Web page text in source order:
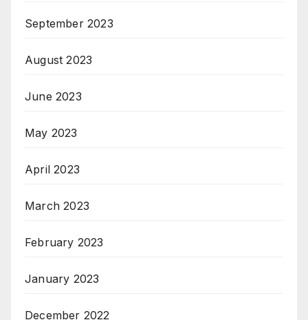
September 2023
August 2023
June 2023
May 2023
April 2023
March 2023
February 2023
January 2023
December 2022